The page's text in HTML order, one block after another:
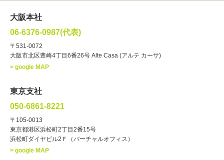
・性別
・ジャンル
ナレーター レポーター
・年齢
・出身地 北海道 東北
大阪本社
06-6376-0987(代表)
〒531-0072
大阪市北区豊崎4丁目6番26号 Alte Casa (アルテ カーサ)
> google MAP
東京支社
050-6861-8221
〒105-0013
東京都港区浜松町2丁目2番15号
浜松町ダイヤビル2Ｆ（バーチャルオフィス）
> google MAP